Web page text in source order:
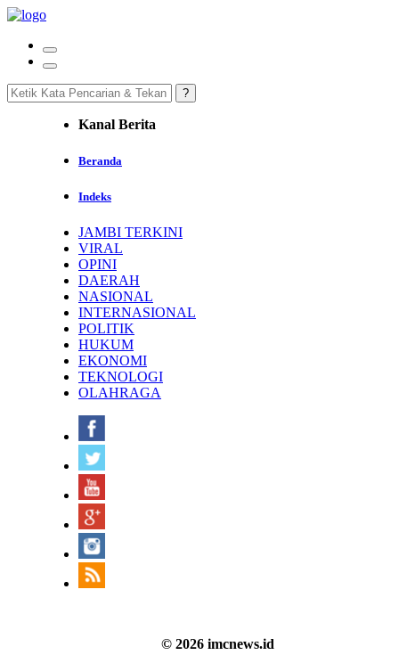
Kanal Berita
Beranda
Indeks
JAMBI TERKINI
VIRAL
OPINI
DAERAH
NASIONAL
INTERNASIONAL
POLITIK
HUKUM
EKONOMI
TEKNOLOGI
OLAHRAGA
© 2026 imcnews.id